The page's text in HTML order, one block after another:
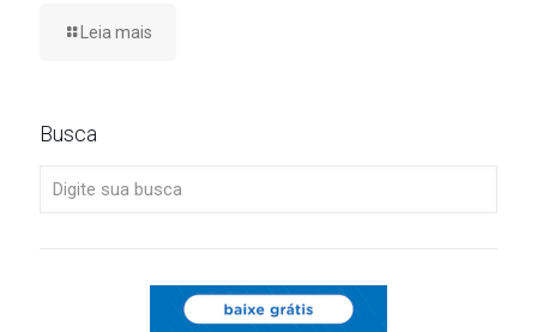
Leia mais
Busca